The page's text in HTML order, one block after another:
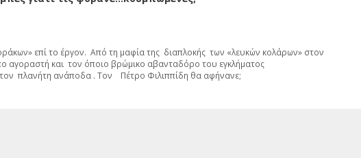
επί το έργον. Από τη μαφία της διαπλοκής των «λευκών κολάρων» στον
αγοραστή και τον όποιο βρώμικο αβανταδόρο του εγκλήματος
πλανήτη ανάποδα . Τον Πέτρο Φιλιππίδη θα αφήνανε;